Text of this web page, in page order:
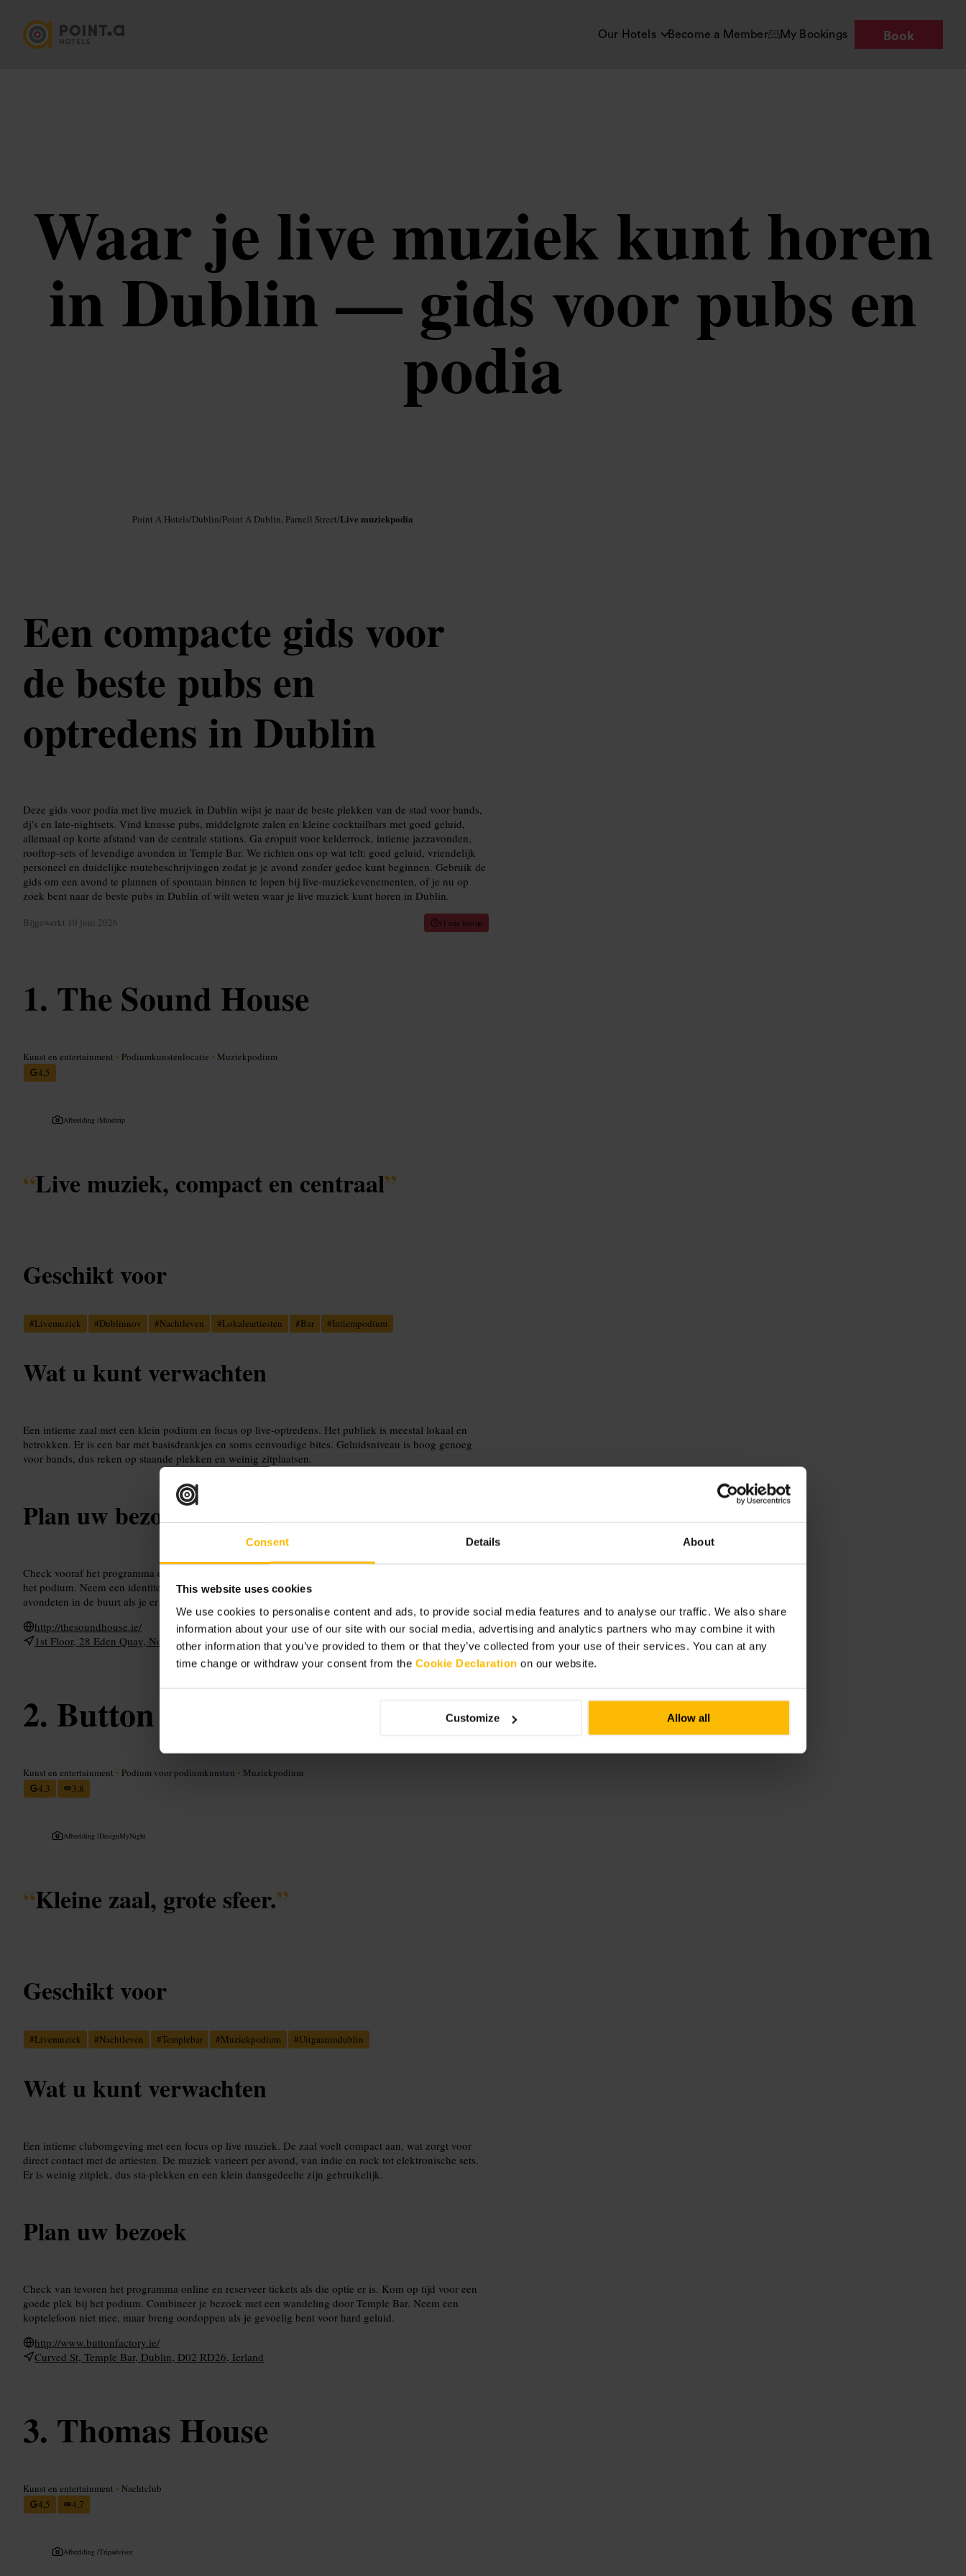
Consent Details About
This website uses cookies
We use cookies to personalise content and ads, to provide social media features and to analyse our traffic. We also share
information about your use of our site with our social media, advertising and analytics partners who may combine it with
other information that you’ve provided to them or that they’ve collected from your use of their services. You can at any
time change or withdraw your consent from the Cookie Declaration on our website.
Customize Allow all
Our Hotels Become a Member My Bookings Book
Waar je live muziek kunt horen
in Dublin — gids voor pubs en
podia
Point A Hotels/Dublin/Point A Dublin, Parnell Street/Live muziekpodia
Een compacte gids voor
de beste pubs en
optredens in Dublin
Deze gids voor podia met live muziek in Dublin wijst je naar de beste plekken van de stad voor bands,
dj's en late-nightsets. Vind knusse pubs, middelgrote zalen en kleine cocktailbars met goed geluid,
allemaal op korte afstand van de centrale stations. Ga eropuit voor kelderrock, intieme jazzavonden,
rooftop-sets of levendige avonden in Temple Bar. We richten ons op wat telt: goed geluid, vriendelijk
personeel en duidelijke routebeschrijvingen zodat je je avond zonder gedoe kunt beginnen. Gebruik de
gids om een avond te plannen of spontaan binnen te lopen bij live-muziekevenementen, of je nu op
zoek bent naar de beste pubs in Dublin of wilt weten waar je live muziek kunt horen in Dublin.
Bijgewerkt 10 juni 2026 11 min leestijd
The Sound House
Kunst en entertainment • Podiumkunstenlocatie • Muziekpodium
4,5
Afbeelding /Mindtrip
“Live muziek, compact en centraal”
Geschikt voor
#Livemuziek #Dublinnov #Nachtleven #Lokaleartiesten #Bar #Intiempodium
Wat u kunt verwachten
Een intieme zaal met een klein podium en focus op live-optredens. Het publiek is meestal lokaal en
betrokken. Er is een bar met basisdrankjes en soms eenvoudige bites. Geluidsniveau is hoog genoeg
voor bands, dus reken op staande plekken en weinig zitplaatsen.
Plan uw bezoek
Check vooraf het programma en koop tickets als dat mogelijk is. Kom op tijd voor een goede plek bij
het podium. Neem een identiteitsbewijs mee voor leeftijdscontrole. Combineer een bezoek met een
avondeten in de buurt als je er een langere avond van wil maken.
http://thesoundhouse.ie/
1st Floor, 28 Eden Quay, North City, Dublin, D01 DE44, Ireland
Button Factory
Kunst en entertainment • Podium voor podiumkunsten • Muziekpodium
4,3
3,8
Afbeelding /DesignMyNight
“Kleine zaal, grote sfeer.”
Geschikt voor
#Livemuziek #Nachtleven #Templebar #Muziekpodium #Uitgaanindublin
Wat u kunt verwachten
Een intieme clubomgeving met een focus op live muziek. De zaal voelt compact aan, wat zorgt voor
direct contact met de artiesten. De muziek varieert per avond, van indie en rock tot elektronische sets.
Er is weinig zitplek, dus sta-plekken en een klein dansgedeelte zijn gebruikelijk.
Plan uw bezoek
Check van tevoren het programma online en reserveer tickets als die optie er is. Kom op tijd voor een
goede plek bij het podium. Combineer je bezoek met een wandeling door Temple Bar. Neem een
koptelefoon niet mee, maar breng oordoppen als je gevoelig bent voor hard geluid.
http://www.buttonfactory.ie/
Curved St, Temple Bar, Dublin, D02 RD26, Ierland
Thomas House
Kunst en entertainment • Nachtclub
4,5
4,7
Afbeelding /Tripadvisor